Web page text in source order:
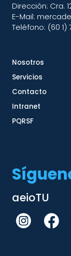
Dirección: Cra.
E-Mail:
Teléfono: (60 1)
Nosotros
Servicios
Contacto
Intranet
PQRSF
aeioTU